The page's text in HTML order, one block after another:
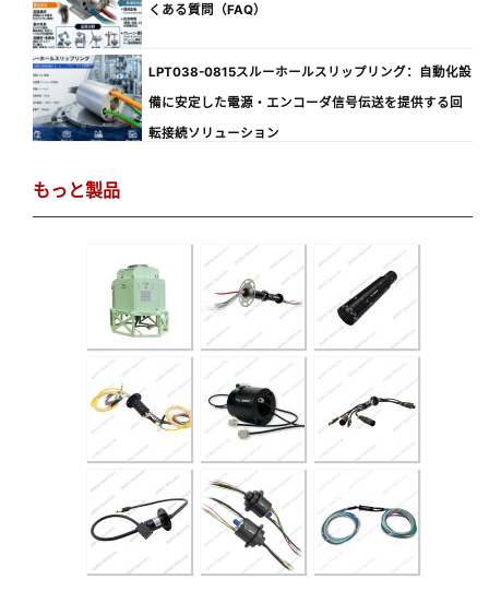
くある質問（FAQ）
LPT038-0815スルーホールスリップリング：自動化設
備に安定した電源・エンコーダ信号伝送を提供する回
転接続ソリューション
もっと製品